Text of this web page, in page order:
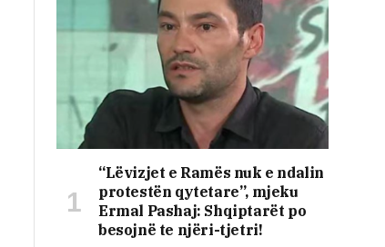
“Lëvizjet e Ramës nuk e ndalin
protestën qytetare”, mjeku
Ermal Pashaj: Shqiptarët po
besojnë te njëri-tjetri!